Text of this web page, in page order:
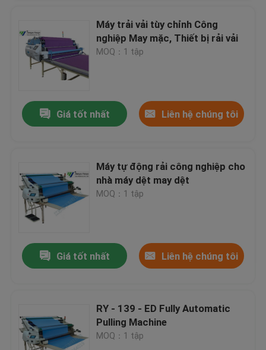
Các sản phẩm
Về chúng tôi
Tham quan nhà máy
Liên hệ chúng tôi
Máy cắt thủy lực
Máy ép thủy lực báo chí
Máy cắt cánh tay thủy lực
Máy trải vải tùy chỉnh Công
nghiệp May mặc, Thiết bị rải vải
MOQ：1 tập
Giá tốt nhất Liên hệ chúng tôi
Máy tự động rải công nghiệp cho
nhà máy dệt may dệt
MOQ：1 tập
Giá tốt nhất Liên hệ chúng tôi
RY - 139 - ED Fully Automatic
Pulling Machine
MOQ：1 tập